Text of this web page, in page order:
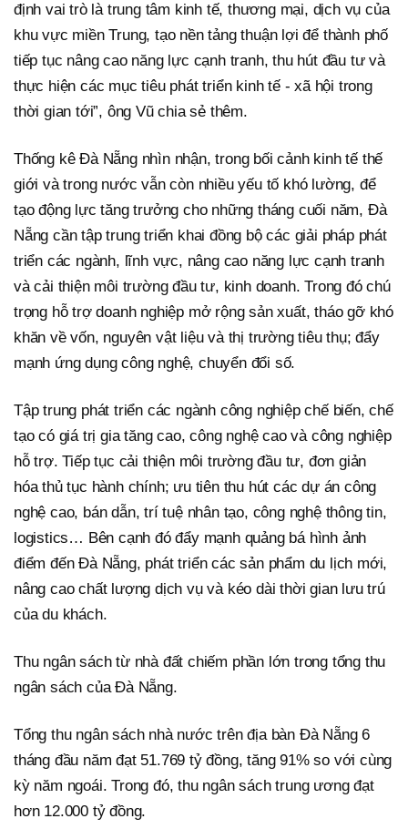
định vai trò là trung tâm kinh tế, thương mại, dịch vụ của
khu vực miền Trung, tạo nền tảng thuận lợi để thành phố
tiếp tục nâng cao năng lực cạnh tranh, thu hút đầu tư và
thực hiện các mục tiêu phát triển kinh tế - xã hội trong
thời gian tới”, ông Vũ chia sẻ thêm.
Thống kê Đà Nẵng nhìn nhận, trong bối cảnh kinh tế thế
giới và trong nước vẫn còn nhiều yếu tố khó lường, để
tạo động lực tăng trưởng cho những tháng cuối năm, Đà
Nẵng cần tập trung triển khai đồng bộ các giải pháp phát
triển các ngành, lĩnh vực, nâng cao năng lực cạnh tranh
và cải thiện môi trường đầu tư, kinh doanh. Trong đó chú
trọng hỗ trợ doanh nghiệp mở rộng sản xuất, tháo gỡ khó
khăn về vốn, nguyên vật liệu và thị trường tiêu thụ; đẩy
mạnh ứng dụng công nghệ, chuyển đổi số.
Tập trung phát triển các ngành công nghiệp chế biến, chế
tạo có giá trị gia tăng cao, công nghệ cao và công nghiệp
hỗ trợ. Tiếp tục cải thiện môi trường đầu tư, đơn giản
hóa thủ tục hành chính; ưu tiên thu hút các dự án công
nghệ cao, bán dẫn, trí tuệ nhân tạo, công nghệ thông tin,
logistics… Bên cạnh đó đẩy mạnh quảng bá hình ảnh
điểm đến Đà Nẵng, phát triển các sản phẩm du lịch mới,
nâng cao chất lượng dịch vụ và kéo dài thời gian lưu trú
của du khách.
Thu ngân sách từ nhà đất chiếm phần lớn trong tổng thu
ngân sách của Đà Nẵng.
Tổng thu ngân sách nhà nước trên địa bàn Đà Nẵng 6
tháng đầu năm đạt 51.769 tỷ đồng, tăng 91% so với cùng
kỳ năm ngoái. Trong đó, thu ngân sách trung ương đạt
hơn 12.000 tỷ đồng.